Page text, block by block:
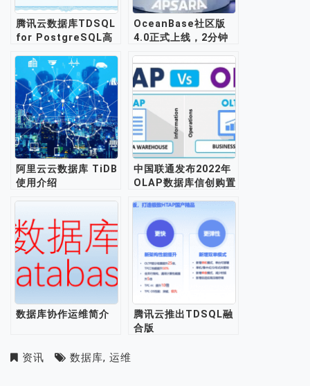
腾讯云数据库TDSQL
for PostgreSQL高
OceanBase社区版
4.0正式上线，2分钟
阿里云云数据库 TiDB
使用介绍
中国联通发布2022年
OLAP数据库信创购置
数据库协作运维简介
腾讯云推出TDSQL融
合版
资讯 数据库, 运维